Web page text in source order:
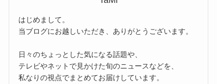
はじめまして。
当ブログにお越しいただき、ありがとうございます。
日々のちょっとした気になる話題や、
テレビやネットで見かけた旬のニュースなどを、
私なりの視点でまとめてお届けしています。